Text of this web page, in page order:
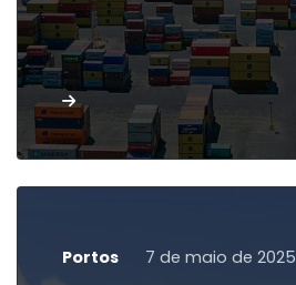
Leia mais
Portos 7 de maio de 2025